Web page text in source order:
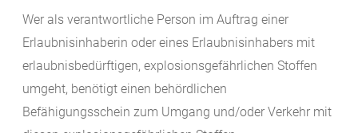
Wer als verantwortliche Person im Auftrag einer
Erlaubnisinhaberin oder eines Erlaubnisinhabers mit
erlaubnisbedürftigen, explosionsgefährlichen Stoffen
umgeht, benötigt einen behördlichen
Befähigungsschein zum Umgang und/oder Verkehr mit